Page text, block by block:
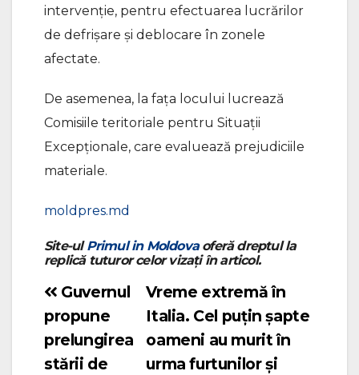
intervenție, pentru efectuarea lucrărilor
de defrișare și deblocare în zonele
afectate.
De asemenea, la fața locului lucrează
Comisiile teritoriale pentru Situații
Excepționale, care evaluează prejudiciile
materiale.
moldpres.md
Site-ulPrimul in Moldovaoferă dreptul la
replică tuturor celor vizați în articol.
Navigare
în
articole
Vreme extremă în
Italia. Cel puțin șapte
oameni au murit în
urma furtunilor și
Guvernul
propune
prelungirea
stării de